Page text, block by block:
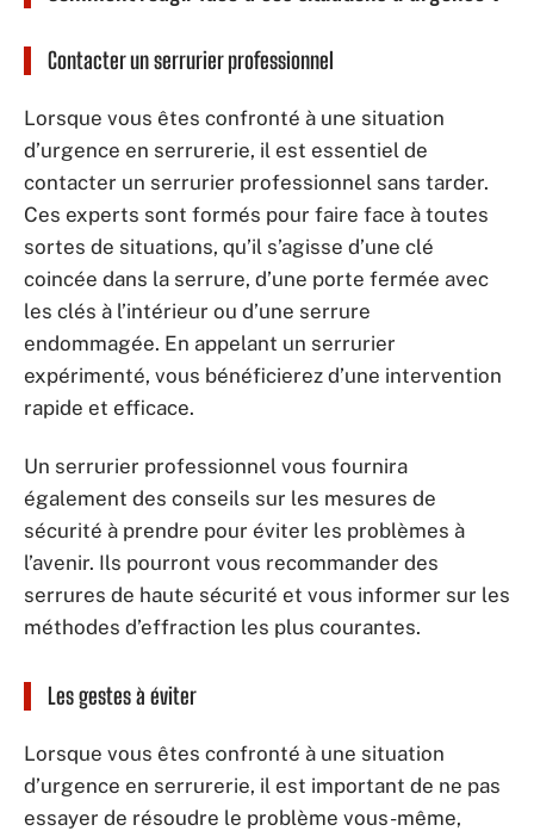
Contacter un serrurier professionnel
Lorsque vous êtes confronté à une situation
d’urgence en serrurerie, il est essentiel de
contacter un serrurier professionnel sans tarder.
Ces experts sont formés pour faire face à toutes
sortes de situations, qu’il s’agisse d’une clé
coincée dans la serrure, d’une porte fermée avec
les clés à l’intérieur ou d’une serrure
endommagée. En appelant un serrurier
expérimenté, vous bénéficierez d’une intervention
rapide et efficace.
Un serrurier professionnel vous fournira
également des conseils sur les mesures de
sécurité à prendre pour éviter les problèmes à
l’avenir. Ils pourront vous recommander des
serrures de haute sécurité et vous informer sur les
méthodes d’effraction les plus courantes.
Les gestes à éviter
Lorsque vous êtes confronté à une situation
d’urgence en serrurerie, il est important de ne pas
essayer de résoudre le problème vous-même,